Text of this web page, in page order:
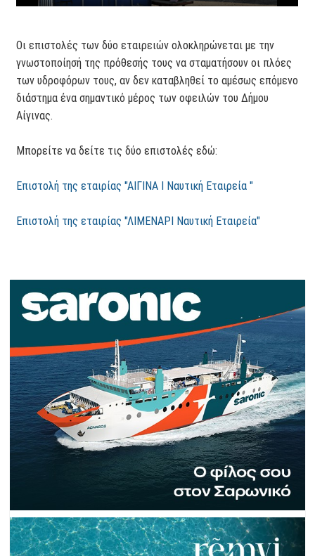
Οι επιστολές των δύο εταιρειών ολοκληρώνεται με την
γνωστοποίησή της πρόθεσής τους να σταματήσουν οι πλόες
των υδροφόρων τους, αν δεν καταβληθεί το αμέσως επόμενο
διάστημα ένα σημαντικό μέρος των οφειλών του Δήμου
Αίγινας.
Μπορείτε να δείτε τις δύο επιστολές εδώ:
Επιστολή της εταιρίας "ΑΙΓΙΝΑ Ι Ναυτική Εταιρεία "
Επιστολή της εταιρίας "ΛΙΜΕΝΑΡΙ Ναυτική Εταιρεία"